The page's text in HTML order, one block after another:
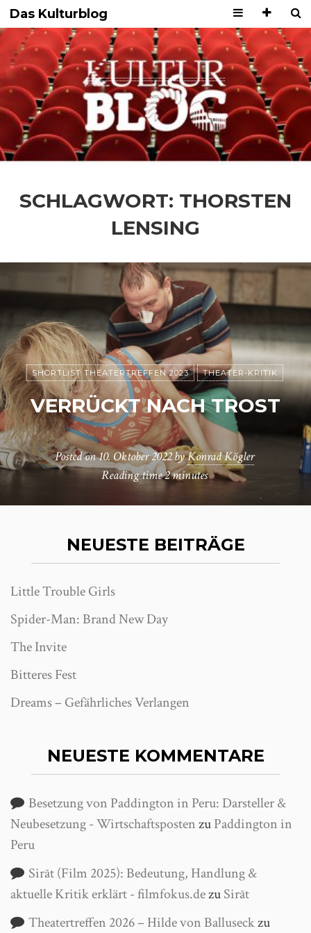
Das Kulturblog
SCHLAGWORT: THORSTEN
LENSING
SHORTLIST THEATERTREFFEN 2023 THEATER-KRITIK
VERRÜCKT NACH TROST
Posted on10. Oktober 2022 byKonrad Kögler
Reading time2 minutes
NEUESTE BEITRÄGE
Little Trouble Girls
Spider-Man: Brand New Day
The Invite
Bitteres Fest
Dreams – Gefährliches Verlangen
NEUESTE KOMMENTARE
Besetzung von Paddington in Peru: Darsteller &
Neubesetzung - WirtschaftspostenzuPaddington in
Peru
Sirāt (Film 2025): Bedeutung, Handlung &
aktuelle Kritik erklärt - filmfokus.dezuSirāt
Theatertreffen 2026 – Hilde von Balluseckzu